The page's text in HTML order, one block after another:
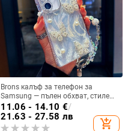
Brons калъф за телефон за
Samsung — пълен обхват, стилен
и креативен дизайн, TPU
материал, удароустойчив
11.06 - 14.10 €/
21.63 - 27.58 лв
add_shopping_cart